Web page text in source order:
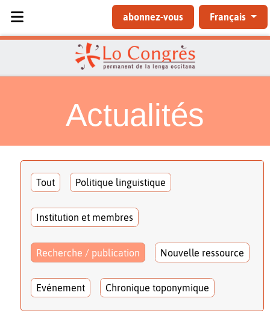
abonnez-vous Français
Actualités
Tout Politique linguistique
Institution et membres
Recherche / publication Nouvelle ressource
Evénement Chronique toponymique